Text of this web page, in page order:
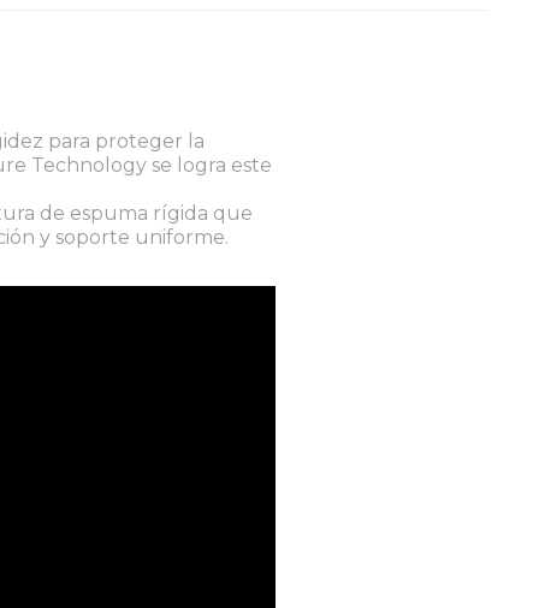
para proteger la
Technology se logra este
de espuma rígida que
y soporte uniforme.